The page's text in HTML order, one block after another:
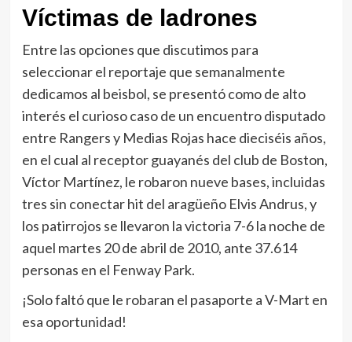
Víctimas de ladrones
Entre las opciones que discutimos para
seleccionar el reportaje que semanalmente
dedicamos al beisbol, se presentó como de alto
interés el curioso caso de un encuentro disputado
entre Rangers y Medias Rojas hace dieciséis años,
en el cual al receptor guayanés del club de Boston,
Víctor Martínez, le robaron nueve bases, incluidas
tres sin conectar hit del aragüeño Elvis Andrus, y
los patirrojos se llevaron la victoria 7-6 la noche de
aquel martes 20 de abril de 2010, ante 37.614
personas en el Fenway Park.
¡Solo faltó que le robaran el pasaporte a V-Mart en
esa oportunidad!